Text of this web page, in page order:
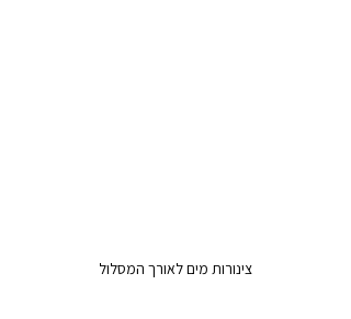
צינורות מים לאורך המסלול